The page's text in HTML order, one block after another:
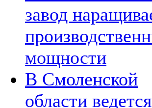
завод
мощности
В Смоленской
области ведется